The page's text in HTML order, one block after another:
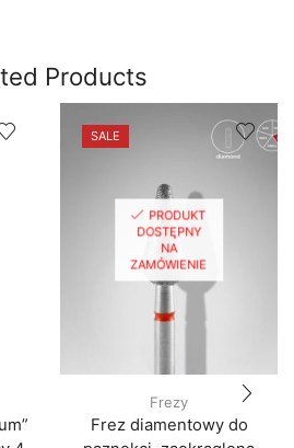
Products
SALE
PRODUKT
DOSTĘPNY
NA
ZAMÓWIENIE
Frezy
Frez diamentowy do